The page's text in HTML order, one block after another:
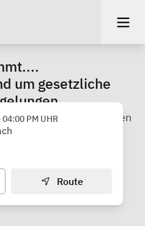
um gesetzliche
Schwangerschaftsfragen
04:00 PM UHR
Route